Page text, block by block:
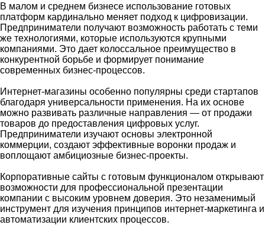
В малом и среднем бизнесе использование готовых
платформ кардинально меняет подход к цифровизации.
Предприниматели получают возможность работать с теми
же технологиями, которые используются крупными
компаниями. Это дает колоссальное преимущество в
конкурентной борьбе и формирует понимание
современных бизнес-процессов.
Интернет-магазины особенно популярны среди стартапов
благодаря универсальности применения. На их основе
можно развивать различные направления — от продажи
товаров до предоставления цифровых услуг.
Предприниматели изучают основы электронной
коммерции, создают эффективные воронки продаж и
воплощают амбициозные бизнес-проекты.
Корпоративные сайты с готовым функционалом открывают
возможности для профессиональной презентации
компании с высоким уровнем доверия. Это незаменимый
инструмент для изучения принципов интернет-маркетинга и
автоматизации клиентских процессов.